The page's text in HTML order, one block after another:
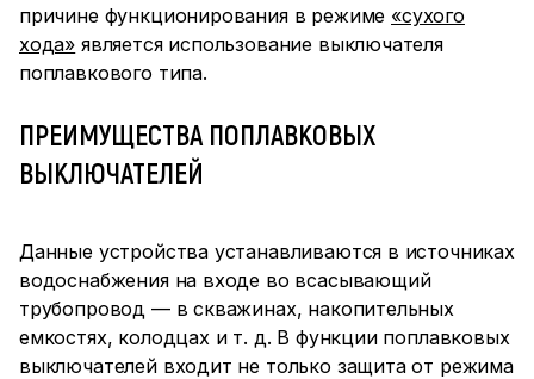
причине функционирования в режиме «сухого
хода» является использование выключателя
поплавкового типа.
ПРЕИМУЩЕСТВА ПОПЛАВКОВЫХ
ВЫКЛЮЧАТЕЛЕЙ
Данные устройства устанавливаются в источниках
водоснабжения на входе во всасывающий
трубопровод — в скважинах, накопительных
емкостях, колодцах и т. д. В функции поплавковых
выключателей входит не только защита от режима